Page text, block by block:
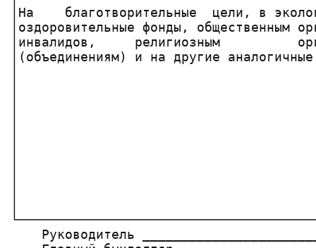
│На    благотворительные  цели, в
│оздоровительные фонды,
│инвалидов,     религиозным
│(объединениям) и на другие
Руководитель